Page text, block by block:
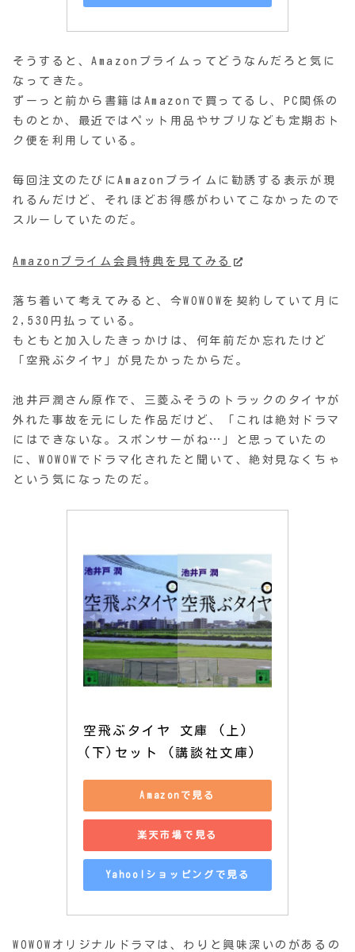
そうすると、Amazonプライムってどうなんだろと気に
なってきた。
ずーっと前から書籍はAmazonで買ってるし、PC関係の
ものとか、最近ではペット用品やサプリなども定期おト
ク便を利用している。
毎回注文のたびにAmazonプライムに勧誘する表示が現
れるんだけど、それほどお得感がわいてこなかったので
スルーしていたのだ。
Amazonプライム会員特典を見てみる
落ち着いて考えてみると、今WOWOWを契約していて月に
2,530円払っている。
もともと加入したきっかけは、何年前だか忘れたけど
「空飛ぶタイヤ」が見たかったからだ。
池井戸潤さん原作で、三菱ふそうのトラックのタイヤが
外れた事故を元にした作品だけど、「これは絶対ドラマ
にはできないな。スポンサーがね…」と思っていたの
に、WOWOWでドラマ化されたと聞いて、絶対見なくちゃ
という気になったのだ。
空飛ぶタイヤ 文庫 (上)
(下)セット (講談社文庫)
Amazonで見る
楽天市場で見る
Yahoo!ショッピングで見る
WOWOWオリジナルドラマは、わりと興味深いのがあるの